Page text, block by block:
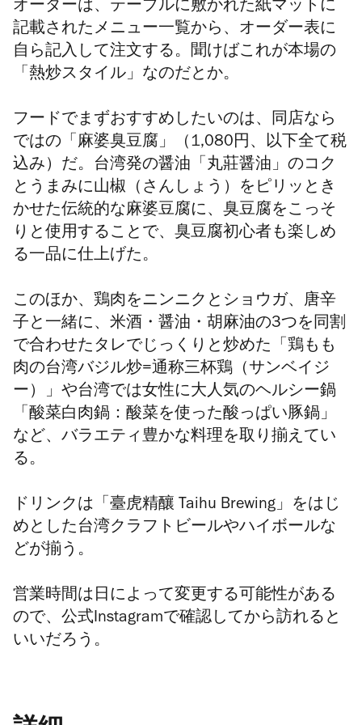
オーダーは、テーブルに敷かれた紙マットに
記載されたメニュー一覧から、オーダー表に
自ら記入して注文する。聞けばこれが本場の
「熱炒スタイル」なのだとか。
フードでまずおすすめしたいのは、同店なら
ではの「麻婆臭豆腐」（1,080円、以下全て税
込み）だ。台湾発の醤油「丸莊醤油」のコク
とうまみに山椒（さんしょう）をピリッとき
かせた伝統的な麻婆豆腐に、臭豆腐をこっそ
りと使用することで、臭豆腐初心者も楽しめ
る一品に仕上げた。
このほか、鶏肉をニンニクとショウガ、唐辛
子と一緒に、米酒・醤油・胡麻油の3つを同割
で合わせたタレでじっくりと炒めた「鶏もも
肉の台湾バジル炒=通称三杯鶏（サンベイジ
ー）」や台湾では女性に大人気のヘルシー鍋
「酸菜白肉鍋：酸菜を使った酸っぱい豚鍋」
など、バラエティ豊かな料理を取り揃えてい
る。
ドリンクは「臺虎精釀 Taihu Brewing」をはじ
めとした台湾クラフトビールやハイボールな
どが揃う。
営業時間は日によって変更する可能性がある
ので、公式Instagramで確認してから訪れると
いいだろう。